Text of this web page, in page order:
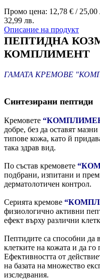
Промо цена: 12,78 € / 25,00
32,99 лв.
Описание на продукт
ПЕПТИДНА
КОМПЛИМЕНТ
ГАМАТА КРЕМОВЕ
Синтезирани пептиди
Кремовете
добре, без да оставят
типове кожа, като й
така здрав вид.
По състав кремовете
подбрани, изпитани и
дерматолотичен контрол.
Серията кремове
физиологично активни
ефект върху различни
Пептидите са способни да
клетките на кожата и да
Ефективността от
на базата на множество
изследвания.